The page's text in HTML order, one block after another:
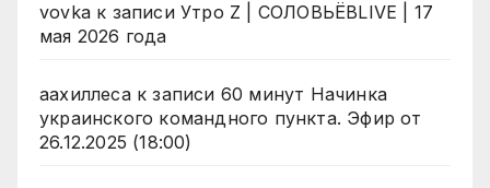
vovka к записи Утро Z | СОЛОВЬЁВLIVE | 17
мая 2026 года
аахиллесак записи 60 минут Начинка
украинского командного пункта. Эфир от
26.12.2025 (18:00)